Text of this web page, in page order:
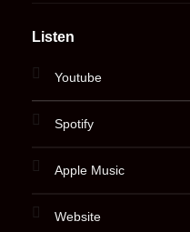
Listen
Youtube
Spotify
Apple Music
Website